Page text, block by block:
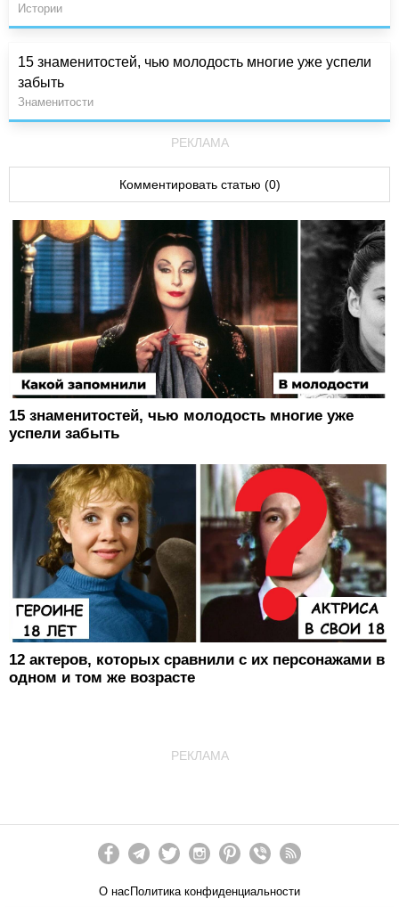
Истории
15 знаменитостей, чью молодость многие уже успели
забыть
Знаменитости
РЕКЛАМА
Комментировать статью (0)
15 знаменитостей, чью молодость многие уже
успели забыть
12 актеров, которых сравнили с их персонажами в
одном и том же возрасте
РЕКЛАМА
О нас Политика конфиденциальности